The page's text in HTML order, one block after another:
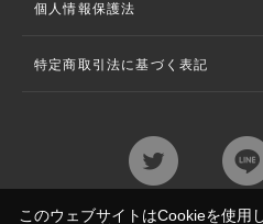
個人情報保護法
特定商取引法に基づく表記
このウェブサイトはCookieを使用